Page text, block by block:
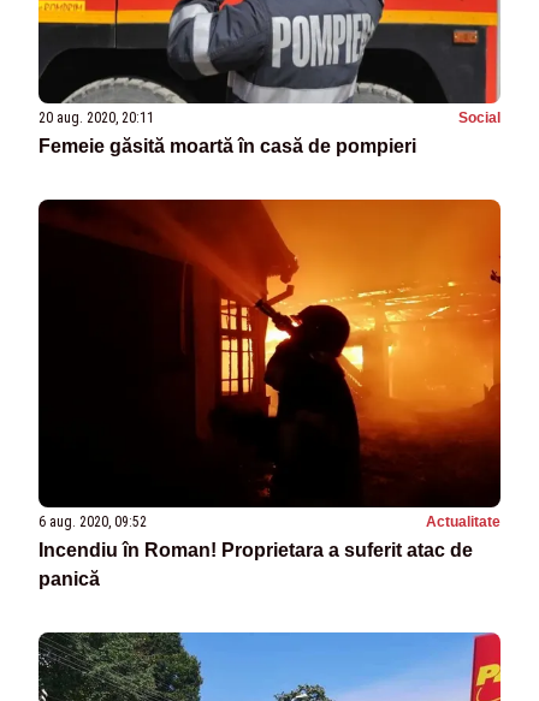
20 aug. 2020, 20:11 Social
Femeie găsită moartă în casă de pompieri
6 aug. 2020, 09:52 Actualitate
Incendiu în Roman! Proprietara a suferit atac de
panică